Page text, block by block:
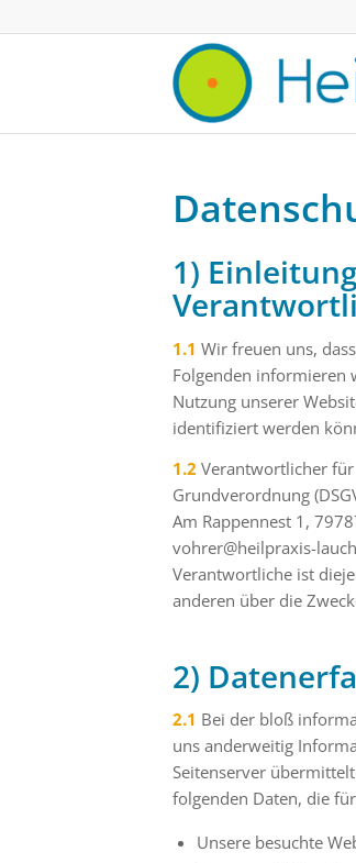
1)
1.1 Wir freuen uns,
Folgenden informieren
Nutzung unserer
identifiziert werden
1.2 Verantwortlicher
Grundverordnung
Am Rappennest 1,
vohrer@heilpraxis-
Verantwortliche ist
anderen über die
2)
2.1 Bei der bloß
uns anderweitig
Seitenserver
folgenden Daten, die
Unsere besuchte